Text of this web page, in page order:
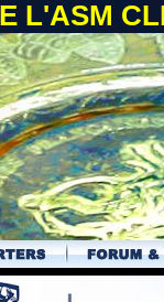
L'ASM